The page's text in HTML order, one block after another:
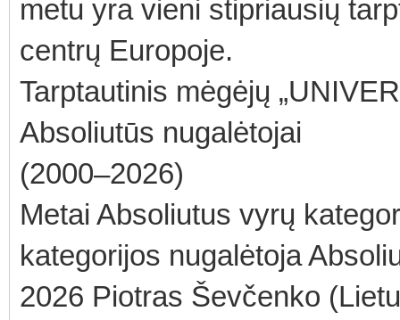
metu yra vieni stipriausių
centrų Europoje.
Tarptautinis mėgėjų
Absoliutūs nugalėtojai
(2000–2026)
Metai Absoliutus vyrų
kategorijos nugalėtoja
2026 Piotras Ševčenko